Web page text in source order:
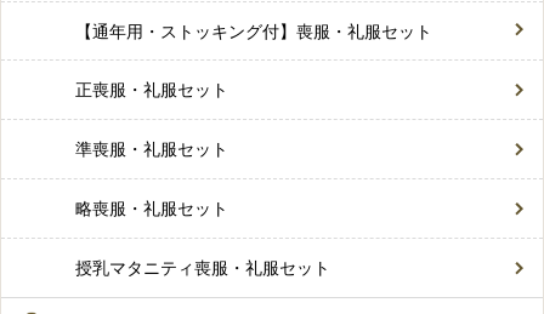
【通年用・ストッキング付】喪服・礼服セット
正喪服・礼服セット
準喪服・礼服セット
略喪服・礼服セット
授乳マタニティ喪服・礼服セット